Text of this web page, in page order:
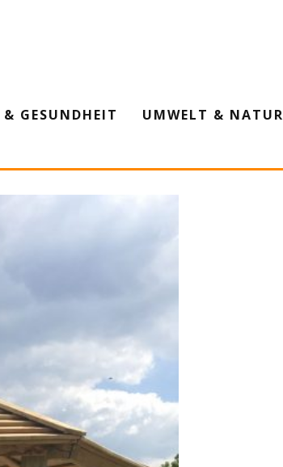
& GESUNDHEIT UMWELT & NATUR